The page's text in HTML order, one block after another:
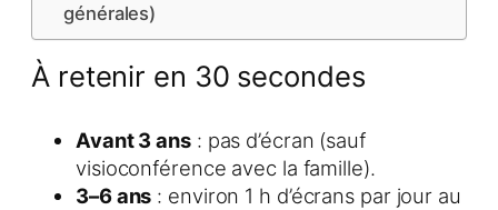
générales)
À retenir en 30 secondes
Avant 3 ans: pas d’écran (sauf
visioconférence avec la famille).
3–6 ans : environ 1 h d’écrans par jour au